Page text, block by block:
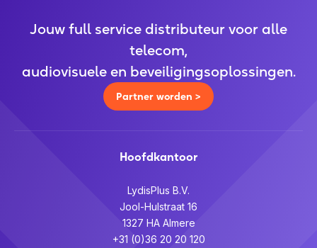
Jouw full service distributeur voor alle
telecom,
audiovisuele en beveiligingsoplossingen.
Partner worden >
Hoofdkantoor
LydisPlus B.V.
Jool-Hulstraat 16
1327 HA Almere
+31 (0)36 20 20 120